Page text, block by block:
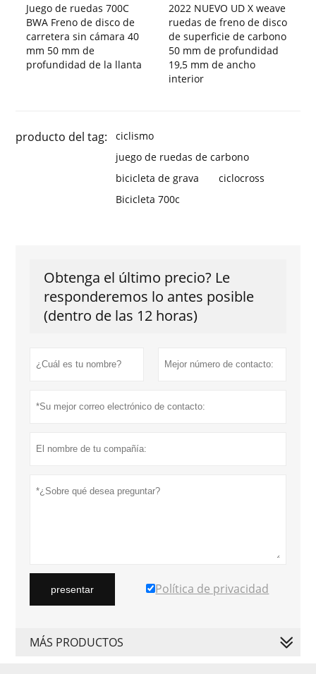
Juego de ruedas 700C
BWA Freno de disco de
carretera sin cámara 40
mm 50 mm de
profundidad de la llanta
2022 NUEVO UD X weave
ruedas de freno de disco
de superficie de carbono
50 mm de profundidad
19,5 mm de ancho
interior
producto del tag:
ciclismo
juego de ruedas de carbono
bicicleta de grava
ciclocross
Bicicleta 700c
Obtenga el último precio? Le
responderemos lo antes posible
(dentro de las 12 horas)
presentar Política de privacidad
MÁS PRODUCTOS